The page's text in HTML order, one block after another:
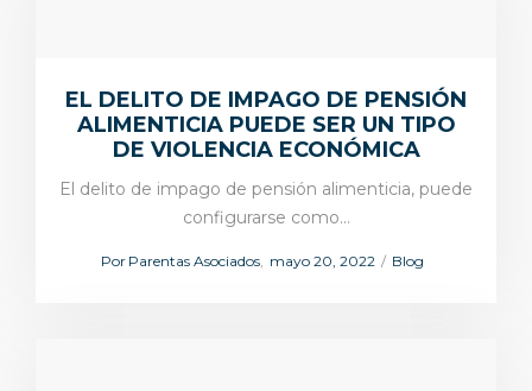
EL DELITO DE IMPAGO DE PENSIÓN
ALIMENTICIA PUEDE SER UN TIPO
DE VIOLENCIA ECONÓMICA
El delito de impago de pensión alimenticia, puede
configurarse como…
Por Parentas Asociados mayo 20, 2022 Blog